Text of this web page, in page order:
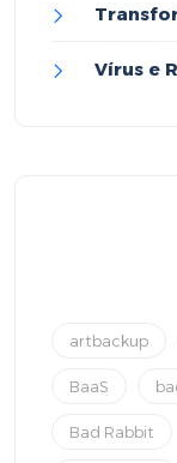
Vírus e
artbackup
BaaS
Bad Rabbit